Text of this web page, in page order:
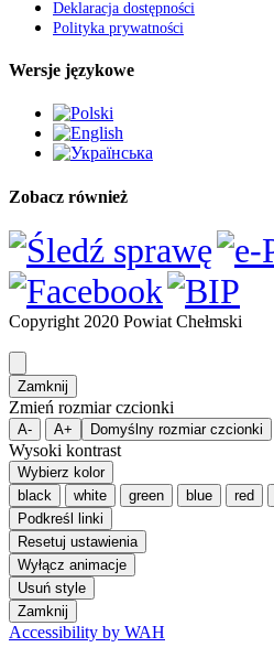
Deklaracja dostępności
Polityka prywatności
Wersje językowe
Zobacz również
Copyright 2020 Powiat Chełmski
Zamknij
Zmień rozmiar czcionki
A- A+ Domyślny rozmiar czcionki
Wysoki kontrast
Wybierz kolor
black
white green blue red
Podkreśl linki
Resetuj ustawienia
Wyłącz animacje
Usuń style
Zamknij
Accessibility by WAH